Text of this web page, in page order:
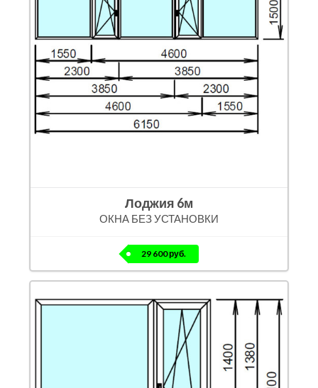
Лоджия 6м
ОКНА БЕЗ УСТАНОВКИ
29 600 руб.